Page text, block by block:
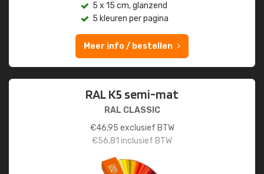
5 x 15 cm, glanzend
5 kleuren per pagina
Meer info / bestellen
RAL K5 semi-mat
RAL CLASSIC
€46,95 exclusief BTW
€56,81 inclusief BTW